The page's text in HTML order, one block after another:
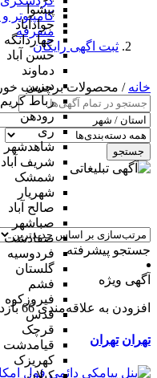
پیشوا
جوادآباد
چهاردانگه
حسن آباد
دماوند
دیزین
رباط کریم
رودهن
ری
شاهدشهر
شریف آباد
شمشک
شهریار
صالح آباد
صباشهر
صفادشت
فردوسیه
گلستان
فشم
فیروزکوه
قدس
قرچک
قیامدشت
کهریزک
کامپیوتر
متفرقه
ثبت اگهی رایگان
خانه / محصولات برچسب
جستجو
جستجو پیشرفته
آگهی ویژه
افزودن به علاقه‌مندی 66 بازدید
تهران تهران